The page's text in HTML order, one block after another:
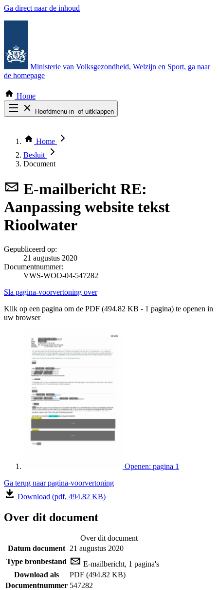
Ga direct naar de inhoud
Ministerie van Volksgezondheid, Welzijn en Sport, ga naar
de homepage
Home
Hoofdmenu in- of uitklappen
Thema COVID-19
Bekijk per bestuursorgaan
Home
Besluit
Document
E-mailbericht RE:
Aanpassing website tekst
Rioolwater
Gepubliceerd op:
21 augustus 2020
Documentnummer:
VWS-WOO-04-547282
Sla pagina-voorvertoning over
Klik op een pagina om de PDF (494.82 KB - 1 pagina) te openen in
uw browser
Openen: pagina 1
Ga terug naar pagina-voorvertoning
Download (pdf, 494.82 KB)
Over dit document
Over dit document
Datum document 21 augustus 2020
Type bronbestand
E-mailbericht, 1 pagina's
Download als
PDF (494.82 KB)
Documentnummer 547282